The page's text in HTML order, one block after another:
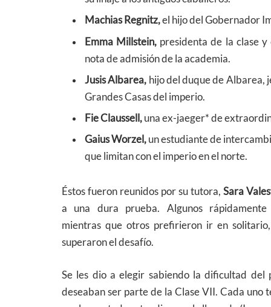
Machias Regnitz,el hijo del Gobernador
Emma Millstein, presidenta de la clase
nota de admisión de la academia.
Jusis Albarea, hijo del duque de Albarea,
Grandes Casas del imperio.
Fie Claussell , una ex-jaeger* de
Gaius Worzel, un estudiante de
que limitan con el imperio en el norte.
Éstos fueron reunidos por su tutora, Sara
a una dura prueba. Algunos
mientras que otros prefirieron ir en
superaron el desafío.
Se les dio a elegir sabiendo la dificultad del
deseaban ser parte de la Clase VII. Cada uno